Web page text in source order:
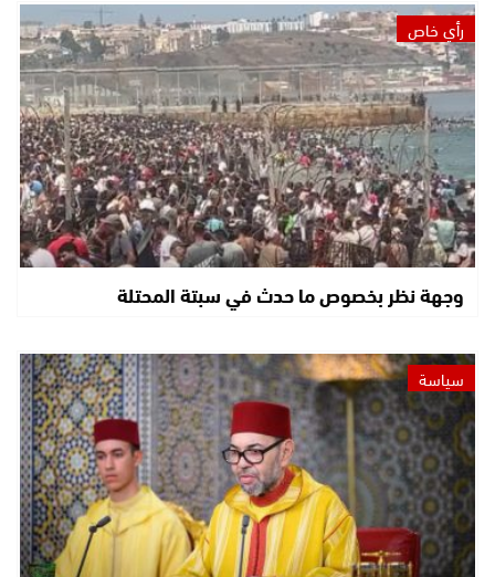
رأي خاص
وجهة نظر بخصوص ما حدث في سبتة المحتلة
سياسة